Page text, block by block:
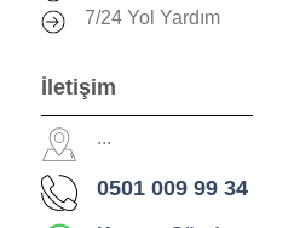
7/24 Yol Yardım
İletişim
...
0501 009 99 34